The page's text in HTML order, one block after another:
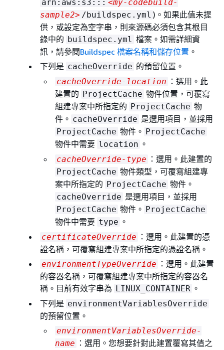
arn:aws:s3::: <my-codebuild-
sample2> /buildspec.yml )。如果此值未提
供，或設定為空字串，則來源碼必須包含其根目
錄中的 buildspec.yml 檔案。如需詳細資
訊，請參閱Buildspec 檔案名稱和儲存位置 。
下列是 cacheOverride 的預留位置。
cacheOverride-location ：選用。此
建置的 ProjectCache 物件位置，可覆寫
組建專案中所指定的 ProjectCache 物
件。 cacheOverride 是選用項目，並採用
ProjectCache 物件。 ProjectCache
物件中需要 location 。
cacheOverride-type ：選用。此建置的
ProjectCache 物件類型，可覆寫組建專
案中所指定的 ProjectCache 物件。
cacheOverride 是選用項目，並採用
ProjectCache 物件。 ProjectCache
物件中需要 type 。
certificateOverride ：選用。此建置的憑
證名稱，可覆寫組建專案中所指定的憑證名稱。
environmentTypeOverride ：選用。此建置
的容器名稱，可覆寫組建專案中所指定的容器名
稱。目前有效字串為 LINUX_CONTAINER 。
下列是 environmentVariablesOverride
的預留位置。
environmentVariablesOverride-
name ：選用。您想要針對此建置覆寫其值之